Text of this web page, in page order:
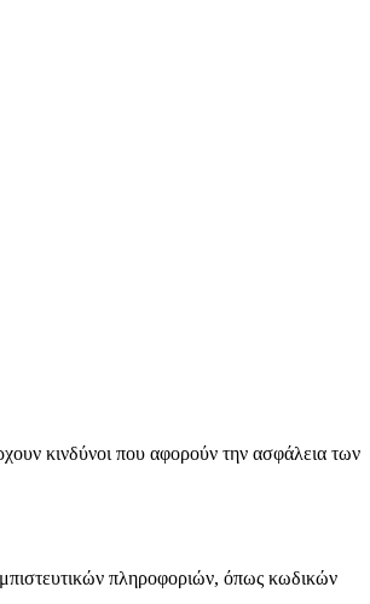
κινδύνοι που αφορούν την ασφάλεια των
πληροφοριών, όπως κωδικών